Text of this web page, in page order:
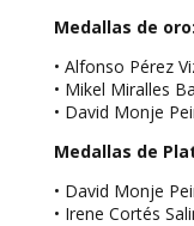
Medallas de oro:
• Alfonso Pérez
• Mikel Miralles
• David Monje
Medallas de
• David Monje
• Irene Cortés